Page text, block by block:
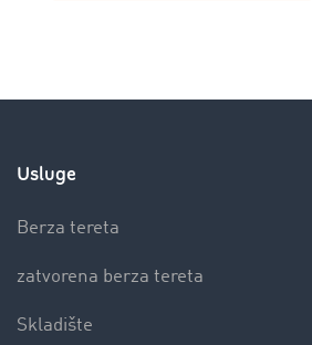
Usluge
Berza tereta
zatvorena berza tereta
Skladište